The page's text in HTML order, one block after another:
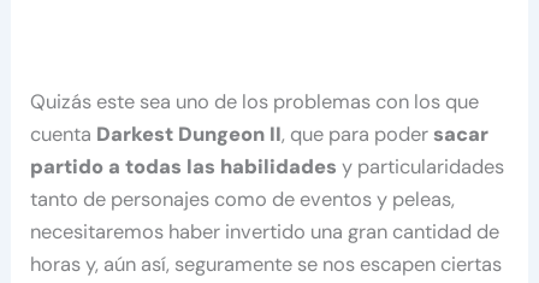
Quizás este sea uno de los problemas con los que
cuenta Darkest Dungeon II, que para podersacar
partido a todas las habilidades y particularidades
tanto de personajes como de eventos y peleas,
necesitaremos haber invertido una gran cantidad de
horas y, aún así, seguramente se nos escapen ciertas